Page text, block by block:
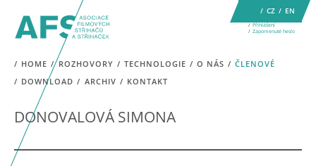
CZ EN
Přihlášení
Zapomenuté heslo
HOME ROZHOVORY TECHNOLOGIE O NÁS
ČLENOVÉ
DOWNLOAD
ARCHIV KONTAKT
DONOVALOVÁ SIMONA